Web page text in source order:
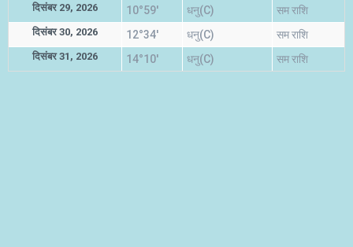
दिसंबर 29, 2026 10°59' धनु(C) सम राशि
दिसंबर 30, 2026 12°34' धनु(C) सम राशि
दिसंबर 31, 2026 14°10' धनु(C) सम राशि